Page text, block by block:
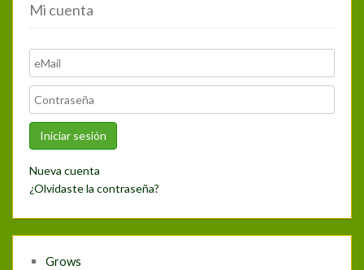
Mi cuenta
Nueva cuenta
¿Olvidaste la contraseña?
Grows